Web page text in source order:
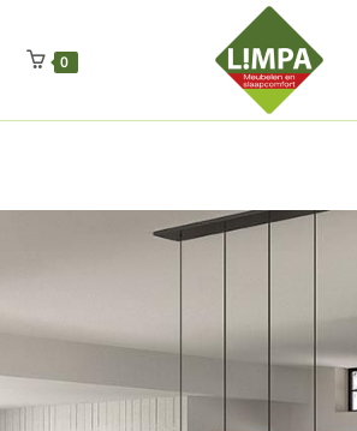
Regenschut
Drueckerpro
Fettsauren Dekemax Kapselmed
Luftkuhlen Zauberfan Netzfenste Insektensc
0